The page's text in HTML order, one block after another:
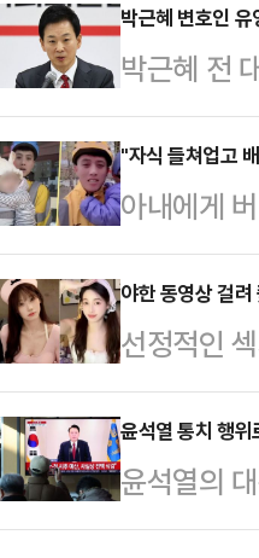
와해되는
화되는 분
열어 당대
"직무를 수
분류되는
표명하면
박근혜 변호인
박근혜 전
대통령 탄
향해 "구질
의원은 이
같이 할 수
어 "지금부
라도 빨리
정한 당론
"자식 들쳐업고
아내에게
언서가 적
셜미디어
'첸이'를 키
유 씨는 "
300위안(
대부분의
한 딸을 업
야한 동영상 걸
선정적인
(SNS) 계
(현지 시각
선수권 대
승한 전적
윤석열 통치 행
윤석열의
욕은 물론